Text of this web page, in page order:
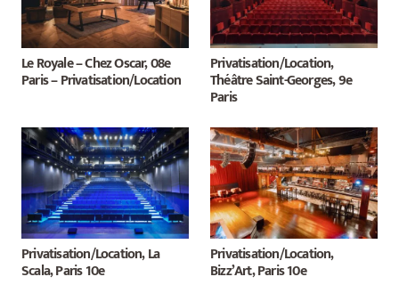
Le Royale – Chez Oscar, 08e
Paris – Privatisation/Location
Privatisation/Location,
Théâtre Saint-Georges, 9e
Paris
Privatisation/Location, La
Scala, Paris 10e
Privatisation/Location,
Bizz’Art, Paris 10e